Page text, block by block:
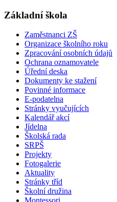
Základní škola
Zaměstnanci ZŠ
Organizace školního roku
Zpracování osobních údajů
Ochrana oznamovatele
Úřední deska
Dokumenty ke stažení
Povinné informace
E-podatelna
Stránky vyučujících
Kalendář akcí
Jídelna
Školská rada
SRPŠ
Projekty
Fotogalerie
Aktuality
Stránky tříd
Školní družina